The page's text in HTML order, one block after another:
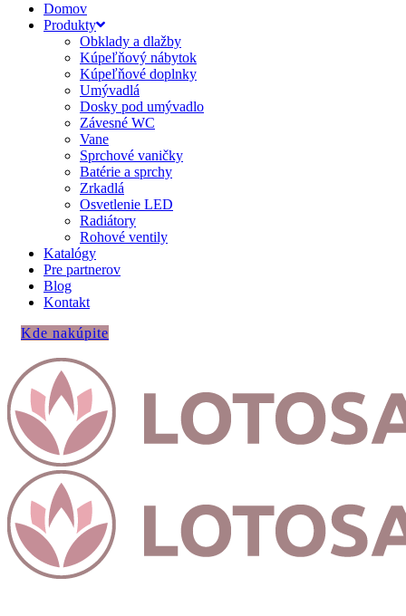
Domov
Produkty
Obklady a dlažby
Kúpeľňový nábytok
Kúpeľňové doplnky
Umývadlá
Dosky pod umývadlo
Závesné WC
Vane
Sprchové vaničky
Batérie a sprchy
Zrkadlá
Osvetlenie LED
Radiátory
Rohové ventily
Katalógy
Pre partnerov
Blog
Kontakt
Kde nakúpite